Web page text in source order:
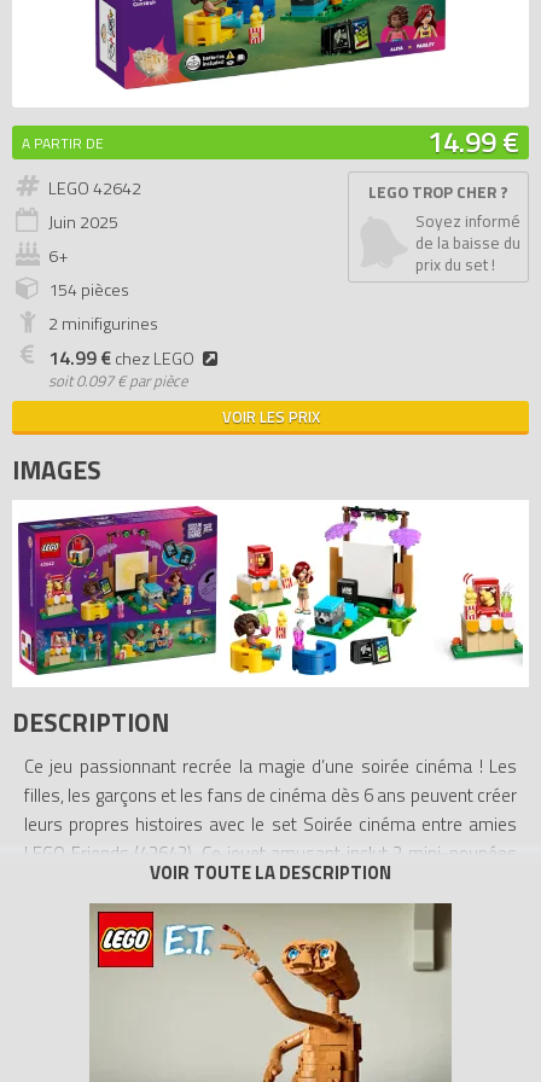
A PARTIR DE 14.99 €
LEGO 42642
Juin 2025
6+
154 pièces
2 minifigurines
14.99 €chez LEGO
soit0.097 € par pièce
LEGO TROP CHER ?
Soyez informé
de la baisse du
prix du set !
VOIR LES PRIX
IMAGES
DESCRIPTION
Ce jeu passionnant recrée la magie d’une soirée cinéma ! Les
filles, les garçons et les fans de cinéma dès 6 ans peuvent créer
leurs propres histoires avec le set Soirée cinéma entre amies
LEGO Friends (42642). Ce jouet amusant inclut 2 mini-poupées
LEGO et de nombreux accessoires inspirant le jeu créatif.
« Lumières, caméra... amitié » ! Les enfants racontent l’histoire
de Paisley et Aliya qui organisent une soirée cinéma entre amies
dans le jardin. Insérez une diapositive et appuyez sur la brique
lumineuse pour projeter l’image sur le grand écran. Découvrez
les nombreux accessoires, dont une machine à popcorn avec un
levier qui fait sauter le popcorn, un cornet à popcorn, des